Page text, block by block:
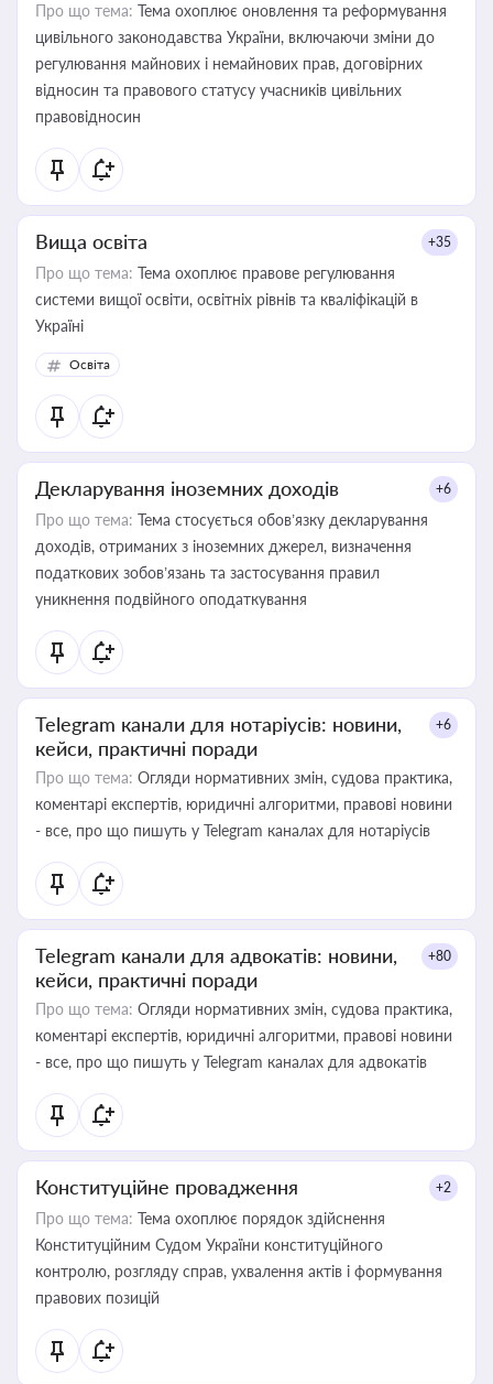
Про що тема: Тема охоплює оновлення та реформування
цивільного законодавства України, включаючи зміни до
регулювання майнових і немайнових прав, договірних
відносин та правового статусу учасників цивільних
правовідносин
Вища освіта +35
Про що тема: Тема охоплює правове регулювання
системи вищої освіти, освітніх рівнів та кваліфікацій в
Україні
Освіта
Декларування іноземних доходів +6
Про що тема: Тема стосується обов’язку декларування
доходів, отриманих з іноземних джерел, визначення
податкових зобов’язань та застосування правил
уникнення подвійного оподаткування
Telegram канали для нотаріусів: новини,
кейси, практичні поради
+6
Про що тема: Огляди нормативних змін, судова практика,
коментарі експертів, юридичні алгоритми, правові новини
- все, про що пишуть у Telegram каналах для нотаріусів
Telegram канали для адвокатів: новини,
кейси, практичні поради
+80
Про що тема: Огляди нормативних змін, судова практика,
коментарі експертів, юридичні алгоритми, правові новини
- все, про що пишуть у Telegram каналах для адвокатів
Конституційне провадження +2
Про що тема: Тема охоплює порядок здійснення
Конституційним Судом України конституційного
контролю, розгляду справ, ухвалення актів і формування
правових позицій